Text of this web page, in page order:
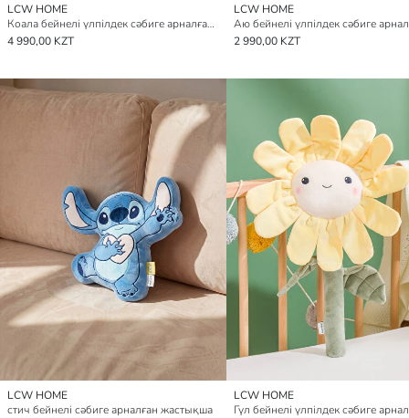
LCW HOME
Коала бейнелі үлпілдек сәбиге арналған жастықша 20 см
4 990,00 KZT
LCW HOME
2 990,00 KZT
LCW HOME
стич бейнелі сәбиге арналған жастықша
LCW HOME